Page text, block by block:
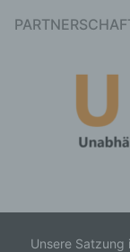
Unsere Satzung
die
d)